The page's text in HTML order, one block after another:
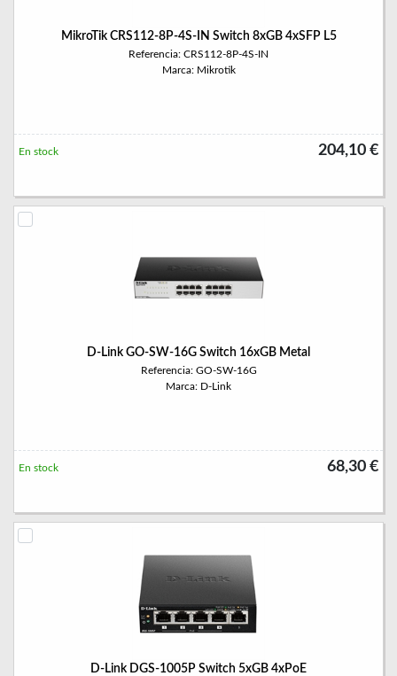
MikroTik CRS112-8P-4S-IN Switch 8xGB 4xSFP L5
Referencia: CRS112-8P-4S-IN
Marca: Mikrotik
204,10 €
En stock
D-Link GO-SW-16G Switch 16xGB Metal
Referencia: GO-SW-16G
Marca: D-Link
68,30 €
En stock
D-Link DGS-1005P Switch 5xGB 4xPoE